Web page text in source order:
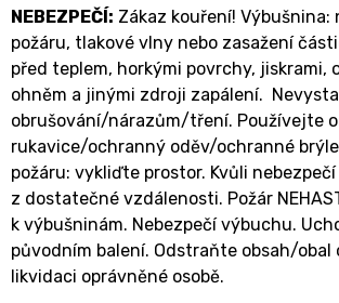
NEBEZPEČÍ: Zákaz kouření! Výbušnina:
požáru, tlakové vlny nebo zasažení
před teplem, horkými povrchy, jiskrami,
ohněm a jinými zdroji zapálení.
obrušování/nárazům/tření. Používejte
rukavice/ochranný oděv/ochranné
požáru: vykliďte prostor. Kvůli
z dostatečné vzdálenosti. Požár
k výbušninám. Nebezpečí výbuchu.
původním balení. Odstraňte obsah/obal
likvidaci oprávněné osobě.